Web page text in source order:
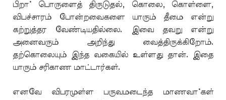
பிறா் பொருளைத் திருடுதல், கொலை, கொள்ளை,
விபச்சாரம் போன்றவைகளை யாரும் தீமை என்று
கற்றுத்தர வேண்டியதில்லை. இவை தவறு என்று
அனைவரும் அறிந்து வைத்திருக்கிறோம்.
தற்கொலையும் இந்த வகையில் உள்ளது தான். இதை
யாரும் சரிகாண மாட்டார்கள்.
எனவே விபரமுள்ள பருவமடைந்த மாணவா்கள்